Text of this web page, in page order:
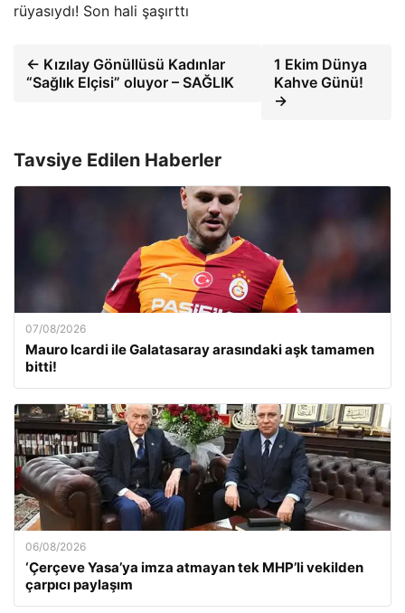
rüyasıydı! Son hali şaşırttı
← Kızılay Gönüllüsü Kadınlar
“Sağlık Elçisi” oluyor – SAĞLIK
1 Ekim Dünya
Kahve Günü!
→
Tavsiye Edilen Haberler
07/08/2026
Mauro Icardi ile Galatasaray arasındaki aşk tamamen
bitti!
06/08/2026
‘Çerçeve Yasa’ya imza atmayan tek MHP’li vekilden
çarpıcı paylaşım